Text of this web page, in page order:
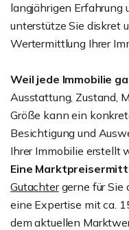
langjährigen Erfahrung
unterstütze Sie diskret
Wertermittlung Ihrer
Weil jede Immobilie
Ausstattung, Zustand,
Größe kann ein
Besichtigung und
Ihrer Immobilie erstellt
Eine
Gutachtergerne für Sie
eine Expertise mit ca.
dem aktuellen